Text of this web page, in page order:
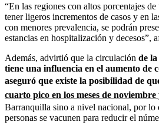
“En las regiones con altos porcentajes
tener ligeros incrementos de casos y en
con menores prevalencia, se podrán
estancias en hospitalización y decesos”,
Además, advirtió que la circulación de
tiene una influencia en el aumento de
aseguró que existe la posibilidad de
cuarto pico en los meses de
Barranquilla sino a nivel nacional, por lo
personas se vacunen para reducir el